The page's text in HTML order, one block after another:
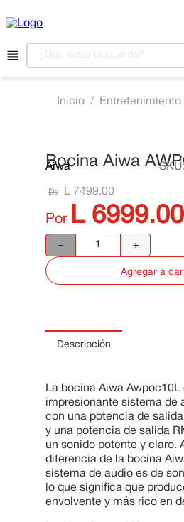
Entretenimiento
📍 Ver Existencias
Bocina Aiwa
Aiwa SKU
De L 7499.00
Por L 6999.00
＋
－
Agregar a
Descripción
La bocina Aiwa Awpoc10L
impresionante sistema de
con una potencia de
y una potencia de salida
un sonido potente y claro.
diferencia de la bocina
sistema de audio es de
lo que significa que
envolvente y más rico en
Motocicleta
3. Refrigeradora
Camas
7. Lavadora
8.
10. Cama